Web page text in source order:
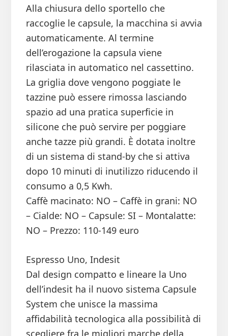
Alla chiusura dello sportello che
raccoglie le capsule, la macchina si avvia
automaticamente. Al termine
dell’erogazione la capsula viene
rilasciata in automatico nel cassettino.
La griglia dove vengono poggiate le
tazzine può essere rimossa lasciando
spazio ad una pratica superficie in
silicone che può servire per poggiare
anche tazze più grandi. È dotata inoltre
di un sistema di stand-by che si attiva
dopo 10 minuti di inutilizzo riducendo il
consumo a 0,5 Kwh.
Caffè macinato: NO – Caffè in grani: NO
– Cialde: NO – Capsule: SI – Montalatte:
NO – Prezzo: 110-149 euro
Espresso Uno, Indesit
Dal design compatto e lineare la Uno
dell’indesit ha il nuovo sistema Capsule
System che unisce la massima
affidabilità tecnologica alla possibilità di